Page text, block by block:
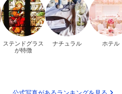
ステンドグラス
が特徴
ナチュラル ホテル